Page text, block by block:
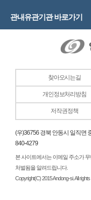
관내유관기관 바로가기
찾아오시는길
개인정보처리방침
저작권정책
(우)36756 경북 안동시 일직면
840-4279
본 사이트에서는 이메일 주소가
처벌됨을 알려드립니다.
Copyright(C) 2015 Andong-si. All